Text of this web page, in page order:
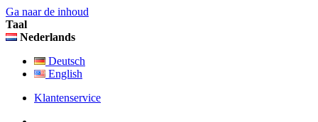
Ga naar de inhoud
Taal
Nederlands
Deutsch
English
Klantenservice